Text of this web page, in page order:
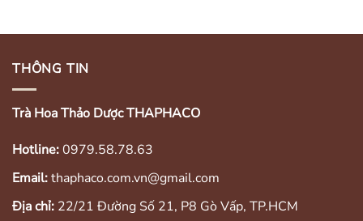
THÔNG TIN
Trà Hoa Thảo Dược THAPHACO
Hotline:0979.58.78.63
Email:thaphaco.com.vn@gmail.com
Địa chỉ: 22/21 Đường Số 21, P8 Gò Vấp, TP.HCM